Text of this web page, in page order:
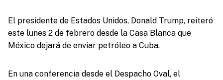
El presidente de Estados Unidos, Donald Trump, reiteró
este lunes 2 de febrero desde la Casa Blanca que
México dejará de enviar petróleo a Cuba.
En una conferencia desde el Despacho Oval, el